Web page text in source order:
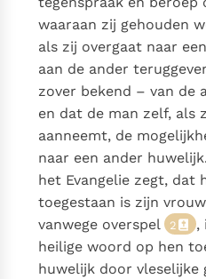
een taak"
Paus in Pavia: St.
"naar het innerlijk" toe te
RK Documenten stelt
kerkelijke documenten
Katholieke Kerk in het
en is volledig
Ik help mee!
waaraan zij gehouden
als zij overgaat naar
aan de ander
zover bekend – van de
en dat de man zelf, als
aanneemt, de
naar een ander
het Evangelie zegt, dat
toegestaan is zijn
vanwege overspel
2
,
heilige woord op hen
huwelijk door vleselijke